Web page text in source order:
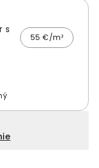
s
55 €/m²